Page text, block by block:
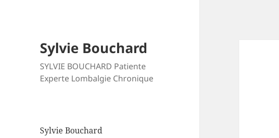
Sylvie Bouchard
SYLVIE BOUCHARD Patiente
Experte Lombalgie Chronique
Sylvie Bouchard